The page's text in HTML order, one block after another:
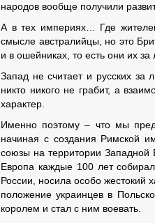
народов вообще получили
А в тех империях… Где
смысле австралийцы, но это
и в ошейниках, то есть они их за
Запад не считает и русских за
никто никого не грабит, а
характер.
Именно поэтому – что мы
начиная с создания Римской
союзы на территории Западной
Европа каждые 100 лет
России, носила особо
положение украинцев в
королем и стал с ним воевать.